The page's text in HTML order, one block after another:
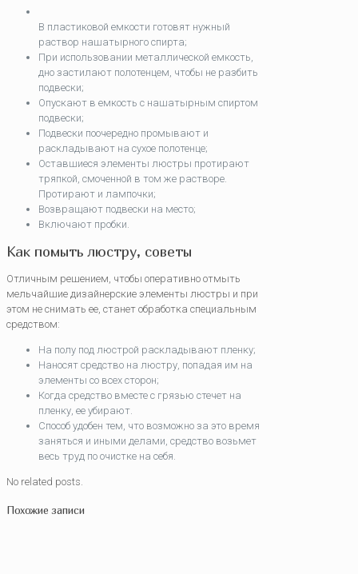
В пластиковой емкости готовят нужный
раствор нашатырного спирта;
При использовании металлической емкость,
дно застилают полотенцем, чтобы не разбить
подвески;
Опускают в емкость с нашатырным спиртом
подвески;
Подвески поочередно промывают и
раскладывают на сухое полотенце;
Оставшиеся элементы люстры протирают
тряпкой, смоченной в том же растворе.
Протирают и лампочки;
Возвращают подвески на место;
Включают пробки.
Как помыть люстру, советы
Отличным решением, чтобы оперативно отмыть
мельчайшие дизайнерские элементы люстры и при
этом не снимать ее, станет обработка специальным
средством:
На полу под люстрой раскладывают пленку;
Наносят средство на люстру, попадая им на
элементы со всех сторон;
Когда средство вместе с грязью стечет на
пленку, ее убирают.
Способ удобен тем, что возможно за это время
заняться и иными делами, средство возьмет
весь труд по очистке на себя.
No related posts.
Похожие записи